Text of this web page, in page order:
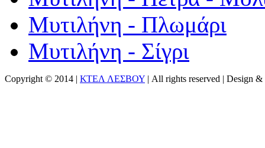
Μυτιλήνη - Πλωμάρι
Μυτιλήνη - Σίγρι
Copyright © 2014 | ΚΤΕΛ ΛΕΣΒΟΥ | All rights reserved | Design &